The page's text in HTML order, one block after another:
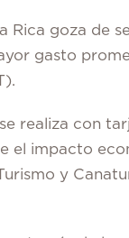
Rica goza de
gasto
realiza con
el impacto
y